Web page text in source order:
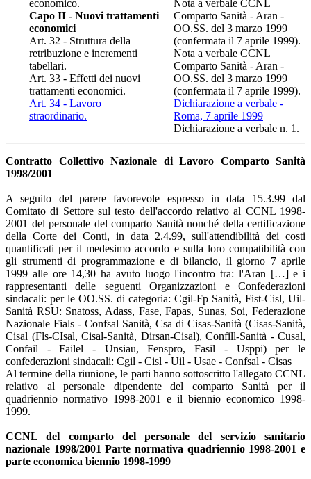
economico.
Capo II - Nuovi trattamenti
economici
Art. 32 - Struttura della
retribuzione e incrementi
tabellari.
Art. 33 - Effetti dei nuovi
trattamenti economici.
Art. 34 - Lavoro
straordinario.
Nota a verbale CCNL
Comparto Sanità - Aran -
OO.SS. del 3 marzo 1999
(confermata il 7 aprile 1999).
Nota a verbale CCNL
Comparto Sanità - Aran -
OO.SS. del 3 marzo 1999
(confermata il 7 aprile 1999).
Dichiarazione a verbale -
Roma, 7 aprile 1999
Dichiarazione a verbale n. 1.
Contratto Collettivo Nazionale di Lavoro Comparto Sanità
1998/2001
A seguito del parere favorevole espresso in data 15.3.99 dal
Comitato di Settore sul testo dell'accordo relativo al CCNL 1998-
2001 del personale del comparto Sanità nonché della certificazione
della Corte dei Conti, in data 2.4.99, sull'attendibilità dei costi
quantificati per il medesimo accordo e sulla loro compatibilità con
gli strumenti di programmazione e di bilancio, il giorno 7 aprile
1999 alle ore 14,30 ha avuto luogo l'incontro tra: l'Aran […] e i
rappresentanti delle seguenti Organizzazioni e Confederazioni
sindacali: per le OO.SS. di categoria: Cgil-Fp Sanità, Fist-Cisl, Uil-
Sanità RSU: Snatoss, Adass, Fase, Fapas, Sunas, Soi, Federazione
Nazionale Fials - Confsal Sanità, Csa di Cisas-Sanità (Cisas-Sanità,
Cisal (Fls-CIsal, Cisal-Sanità, Dirsan-Cisal), Confill-Sanità - Cusal,
Confail - Failel - Unsiau, Fenspro, Fasil - Usppi) per le
confederazioni sindacali: Cgil - Cisl - Uil - Usae - Confsal - Cisas
Al termine della riunione, le parti hanno sottoscritto l'allegato CCNL
relativo al personale dipendente del comparto Sanità per il
quadriennio normativo 1998-2001 e il biennio economico 1998-
1999.
CCNL del comparto del personale del servizio sanitario
nazionale 1998/2001 Parte normativa quadriennio 1998-2001 e
parte economica biennio 1998-1999